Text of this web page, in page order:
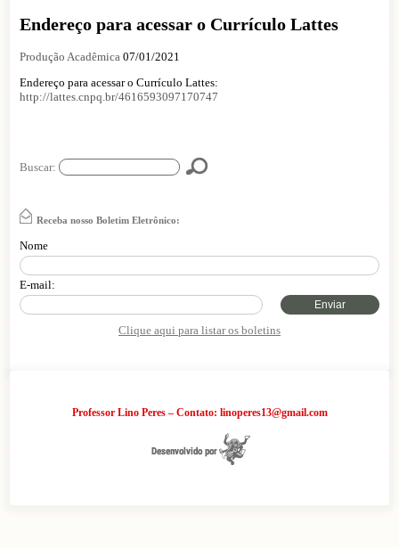
Endereço para acessar o Currículo Lattes
Produção Acadêmica07/01/2021
Endereço para acessar o Currículo Lattes:
http://lattes.cnpq.br/4616593097170747
Buscar:
Receba nosso Boletim Eletrônico:
Nome
E-mail:
Enviar
Clique aqui para listar os boletins
Professor Lino Peres – Contato: linoperes13@gmail.com